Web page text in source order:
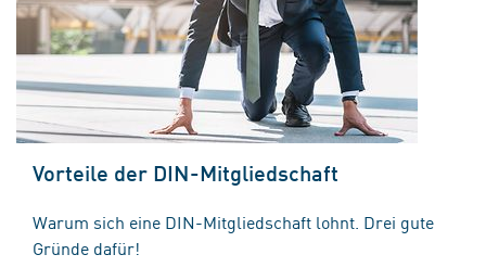
Vorteile der DIN-Mitgliedschaft
Warum sich eine DIN-Mitgliedschaft lohnt. Drei gute
Gründe dafür!